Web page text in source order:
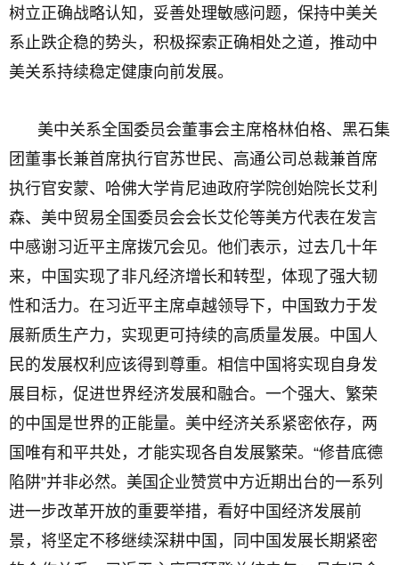
树立正确战略认知，妥善处理敏感问题，保持中美关
系止跌企稳的势头，积极探索正确相处之道，推动中
美关系持续稳定健康向前发展。
美中关系全国委员会董事会主席格林伯格、黑石集
团董事长兼首席执行官苏世民、高通公司总裁兼首席
执行官安蒙、哈佛大学肯尼迪政府学院创始院长艾利
森、美中贸易全国委员会会长艾伦等美方代表在发言
中感谢习近平主席拨冗会见。他们表示，过去几十年
来，中国实现了非凡经济增长和转型，体现了强大韧
性和活力。在习近平主席卓越领导下，中国致力于发
展新质生产力，实现更可持续的高质量发展。中国人
民的发展权利应该得到尊重。相信中国将实现自身发
展目标，促进世界经济发展和融合。一个强大、繁荣
的中国是世界的正能量。美中经济关系紧密依存，两
国唯有和平共处，才能实现各自发展繁荣。“修昔底德
陷阱”并非必然。美国企业赞赏中方近期出台的一系列
进一步改革开放的重要举措，看好中国经济发展前
景，将坚定不移继续深耕中国，同中国发展长期紧密